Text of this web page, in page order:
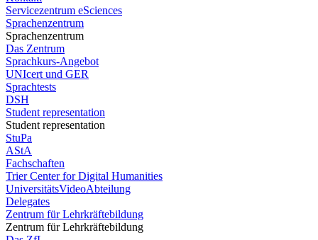
Servicezentrum eSciences
Sprachenzentrum
Sprachenzentrum
Das Zentrum
Sprachkurs-Angebot
UNIcert und GER
Sprachtests
DSH
Student representation
Student representation
StuPa
AStA
Fachschaften
Trier Center for Digital Humanities
UniversitätsVideoAbteilung
Delegates
Zentrum für Lehrkräftebildung
Zentrum für Lehrkräftebildung